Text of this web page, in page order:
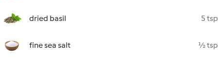
dried basil 5 tsp
fine sea salt ½ tsp